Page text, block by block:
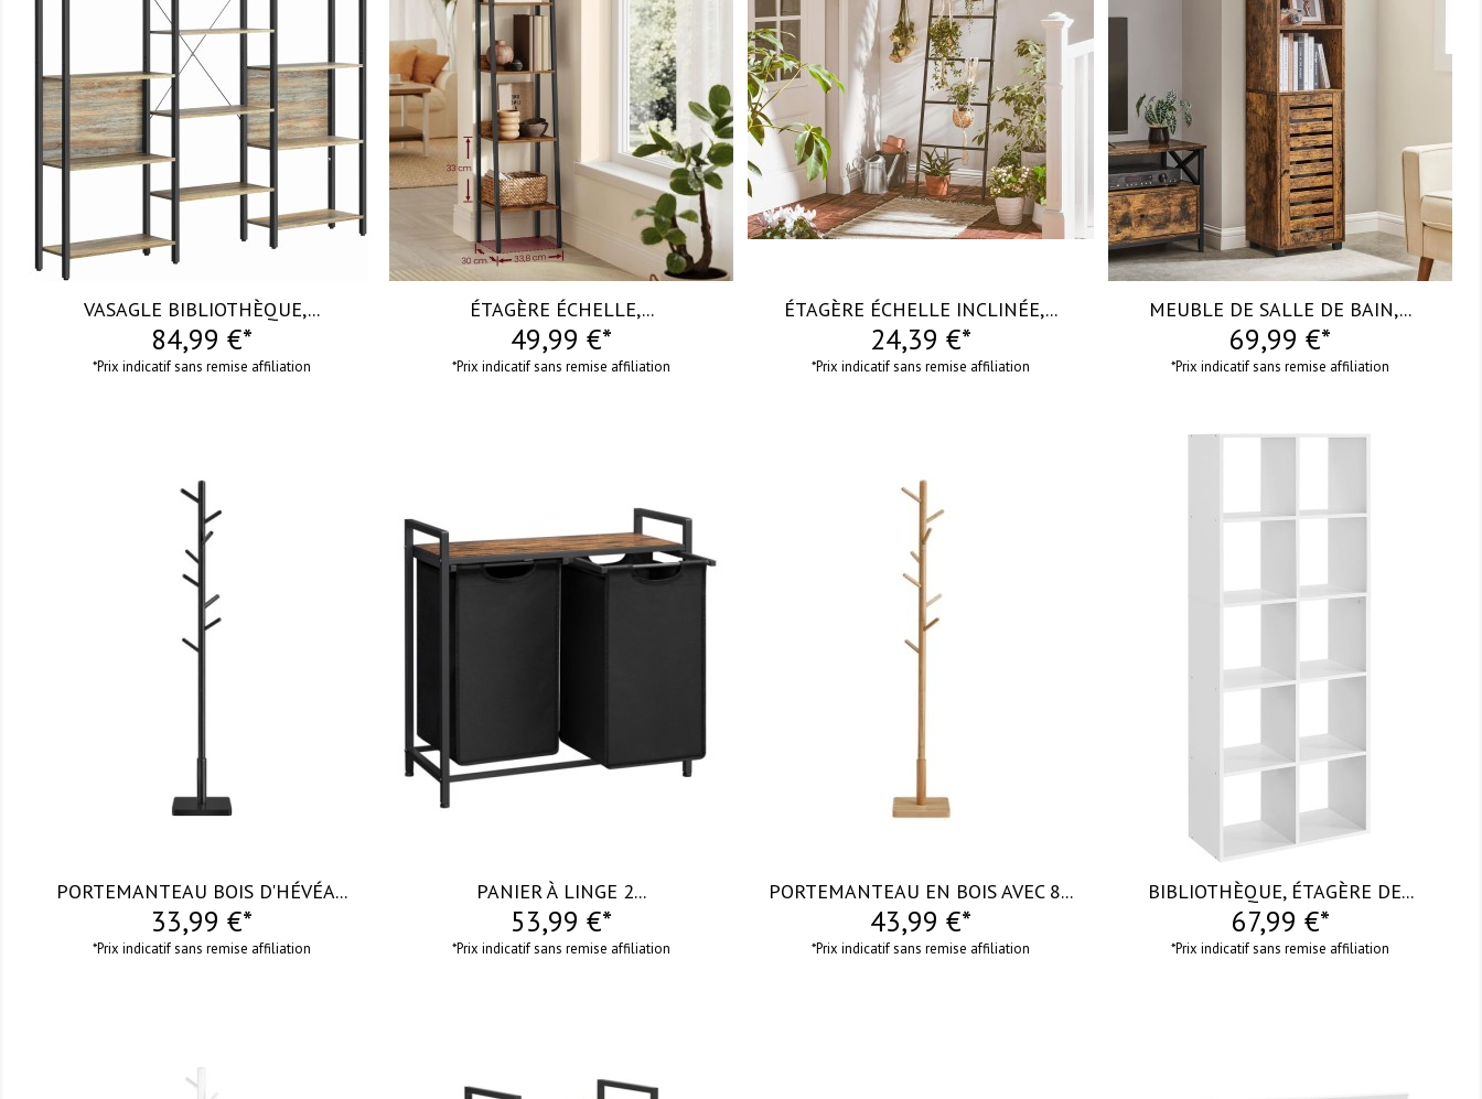
VASAGLE BIBLIOTHÈQUE,...
84,99 €*
*Prix indicatif sans remise affiliation
ÉTAGÈRE ÉCHELLE,...
49,99 €*
*Prix indicatif sans remise affiliation
ÉTAGÈRE ÉCHELLE INCLINÉE,...
24,39 €*
*Prix indicatif sans remise affiliation
MEUBLE DE SALLE DE BAIN,...
69,99 €*
*Prix indicatif sans remise affiliation
PORTEMANTEAU BOIS D'HÉVÉA...
33,99 €*
*Prix indicatif sans remise affiliation
PANIER À LINGE 2...
53,99 €*
*Prix indicatif sans remise affiliation
PORTEMANTEAU EN BOIS AVEC 8...
43,99 €*
*Prix indicatif sans remise affiliation
BIBLIOTHÈQUE, ÉTAGÈRE DE...
67,99 €*
*Prix indicatif sans remise affiliation